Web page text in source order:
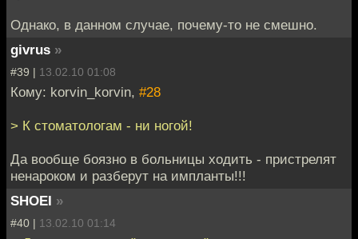
Однако, в данном случае, почему-то не смешно.
givrus »
#39 | 13.02.10 01:08
Кому: korvin_korvin, #28
> К стоматологам - ни ногой!
Да вообще боязно в больницы ходить - пристрелят
ненароком и разберут на импланты!!!
SHOEI »
#40 | 13.02.10 01:14